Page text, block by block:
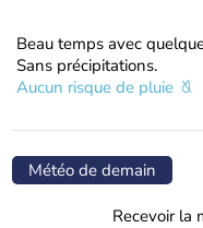
Beau temps avec
Sans précipitations.
Aucun risque de pluie
Météo de demain
Recevoir la